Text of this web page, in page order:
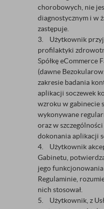
chorobowych, nie
diagnostycznym i w
zastępuje.
3. Użytkownik
profilaktyki
Spółkę eCommerce
(dawne
zakresie badania
aplikacji soczewek
wzroku w gabinecie
wykonywane
oraz w
dokonania aplikacji
4. Użytkownik
Gabinetu,
jego
Regulaminie,
nich stosował.
5. Użytkownik, z